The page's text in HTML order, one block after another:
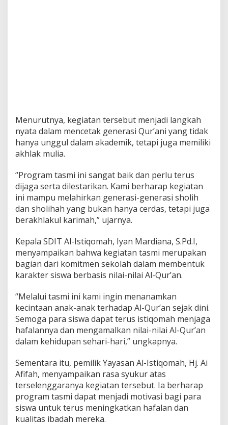
Menurutnya, kegiatan tersebut menjadi langkah
nyata dalam mencetak generasi Qur’ani yang tidak
hanya unggul dalam akademik, tetapi juga memiliki
akhlak mulia.
“Program tasmi ini sangat baik dan perlu terus
dijaga serta dilestarikan. Kami berharap kegiatan
ini mampu melahirkan generasi-generasi sholih
dan sholihah yang bukan hanya cerdas, tetapi juga
berakhlakul karimah,” ujarnya.
Kepala SDIT Al-Istiqomah, Iyan Mardiana, S.Pd.I,
menyampaikan bahwa kegiatan tasmi merupakan
bagian dari komitmen sekolah dalam membentuk
karakter siswa berbasis nilai-nilai Al-Qur’an.
“Melalui tasmi ini kami ingin menanamkan
kecintaan anak-anak terhadap Al-Qur’an sejak dini.
Semoga para siswa dapat terus istiqomah menjaga
hafalannya dan mengamalkan nilai-nilai Al-Qur’an
dalam kehidupan sehari-hari,” ungkapnya.
Sementara itu, pemilik Yayasan Al-Istiqomah, Hj. Ai
Afifah, menyampaikan rasa syukur atas
terselenggaranya kegiatan tersebut. Ia berharap
program tasmi dapat menjadi motivasi bagi para
siswa untuk terus meningkatkan hafalan dan
kualitas ibadah mereka.